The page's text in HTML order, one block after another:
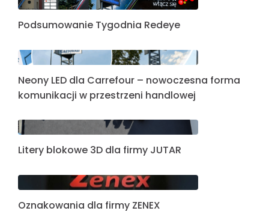
Podsumowanie Tygodnia Redeye
Neony LED dla Carrefour – nowoczesna forma
komunikacji w przestrzeni handlowej
Litery blokowe 3D dla firmy JUTAR
Oznakowania dla firmy ZENEX